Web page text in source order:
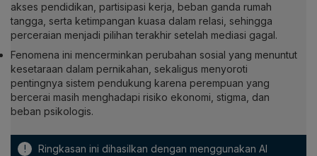
akses pendidikan, partisipasi kerja, beban ganda rumah
tangga, serta ketimpangan kuasa dalam relasi, sehingga
perceraian menjadi pilihan terakhir setelah mediasi gagal.
Fenomena ini mencerminkan perubahan sosial yang menuntut
kesetaraan dalam pernikahan, sekaligus menyoroti
pentingnya sistem pendukung karena perempuan yang
bercerai masih menghadapi risiko ekonomi, stigma, dan
beban psikologis.
! Ringkasan ini dihasilkan dengan menggunakan AI